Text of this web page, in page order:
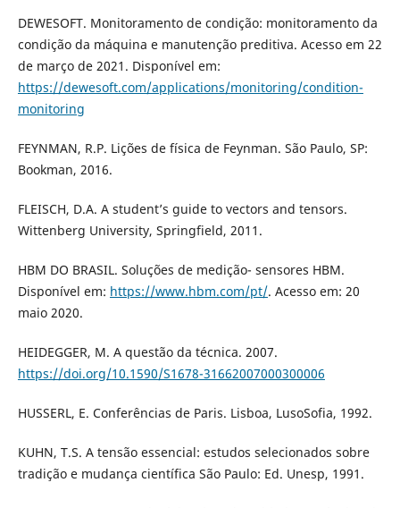
DEWESOFT. Monitoramento de condição: monitoramento da
condição da máquina e manutenção preditiva. Acesso em 22
de março de 2021. Disponível em:
https://dewesoft.com/applications/monitoring/condition-
monitoring
FEYNMAN, R.P. Lições de física de Feynman. São Paulo, SP:
Bookman, 2016.
FLEISCH, D.A. A student’s guide to vectors and tensors.
Wittenberg University, Springfield, 2011.
HBM DO BRASIL. Soluções de medição- sensores HBM.
Disponível em: https://www.hbm.com/pt/. Acesso em: 20
maio 2020.
HEIDEGGER, M. A questão da técnica. 2007.
https://doi.org/10.1590/S1678-31662007000300006
HUSSERL, E. Conferências de Paris. Lisboa, LusoSofia, 1992.
KUHN, T.S. A tensão essencial: estudos selecionados sobre
tradição e mudança científica São Paulo: Ed. Unesp, 1991.